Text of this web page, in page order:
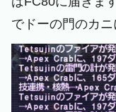
でドーの門のカ